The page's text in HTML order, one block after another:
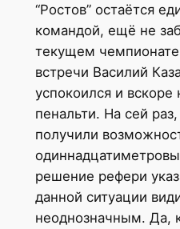
“Ростов” остаётся
командой, ещё не
текущем
встречи Василий
успокоился и вскоре
пенальти. На сей
получили
решение рефери
данной ситуации
неоднозначным. Да,